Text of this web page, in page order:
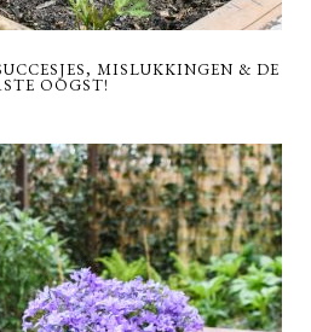
MISLUKKINGEN & DE
OOGST!